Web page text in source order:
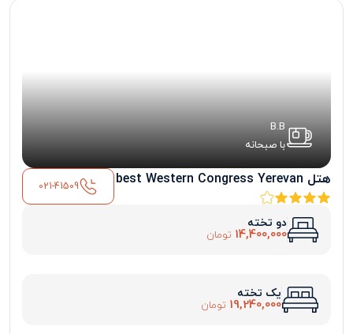
B.B
با صبحانه
هتل best Western Congress Yerevan 021-41509
دو تخته
14,400,000 تومان
یک تخته
19,240,000 تومان